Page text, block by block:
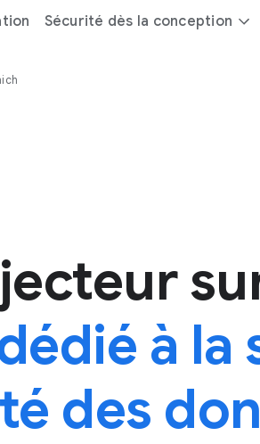
Sécurité dès la conception
à la
des